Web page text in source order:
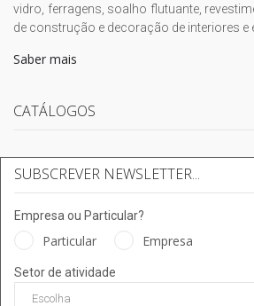
vidro, ferragens, soalho flutuante,
de construção e decoração de interiores e
Saber mais
CATÁLOGOS
SUBSCREVER NEWSLETTER...
Empresa ou Particular?
Particular Empresa
Setor de atividade